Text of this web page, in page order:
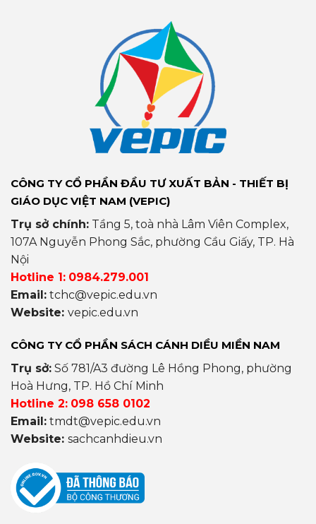
CÔNG TY CỔ PHẦN ĐẦU TƯ XUẤT BẢN - THIẾT BỊ
GIÁO DỤC VIỆT NAM (VEPIC)
Trụ sở chính: Tầng 5, toà nhà Lâm Viên Complex,
107A Nguyễn Phong Sắc, phường Cầu Giấy, TP. Hà
Nội
Hotline 1: 0984.279.001
Email: tchc@vepic.edu.vn
Website: vepic.edu.vn
CÔNG TY CỔ PHẦN SÁCH CÁNH DIỀU MIỀN NAM
Trụ sở: Số 781/A3 đường Lê Hồng Phong, phường
Hoà Hưng, TP. Hồ Chí Minh
Hotline 2: 098 658 0102
Email: tmdt@vepic.edu.vn
Website: sachcanhdieu.vn